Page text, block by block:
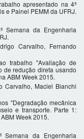
apresentado na 4ª
e Painel PEMM da UFRJ.
Semana da Engenharia
Carvalho, Fernando
trabalho "Avaliação de
de redução direta usando
ABM Week 2015.
Carvalho, Maciel Bianchi
"Degradação mecânica
e transporte. Parte 1:
Week 2015.
Semana da Engenharia